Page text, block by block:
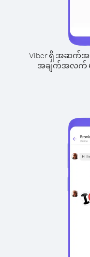
Viber ရှိ အဆက်အ
အချက်အလက် မျ